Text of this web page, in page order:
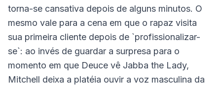
torna-se cansativa depois de alguns minutos. O
mesmo vale para a cena em que o rapaz visita
sua primeira cliente depois de `profissionalizar-
se`: ao invés de guardar a surpresa para o
momento em que Deuce vê Jabba the Lady,
Mitchell deixa a platéia ouvir a voz masculina da